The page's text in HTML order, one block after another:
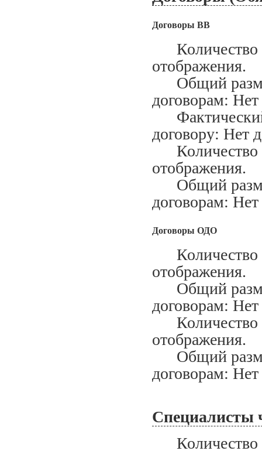
Договоры ВВ
Количество
отображения.
Общий
договорам:
Фактический
договору: Нет
Количество
отображения.
Общий
договорам:
Договоры ОДО
Количество
отображения.
Общий
договорам:
Количество
отображения.
Общий
договорам:
Специалисты
Количество